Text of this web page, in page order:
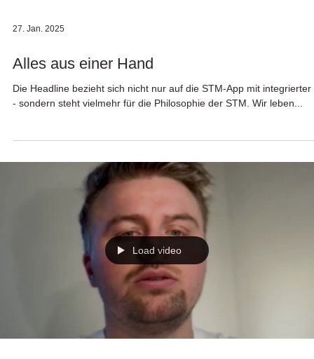
27. Jan. 2025
Alles aus einer Hand
Die Headline bezieht sich nicht nur auf die STM-App mit integrierter
- sondern steht vielmehr für die Philosophie der STM. Wir leben...
Load video